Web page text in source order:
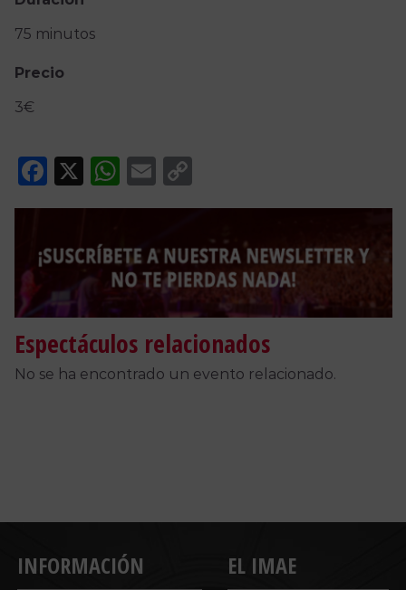
75 minutos
Precio
3€
Facebook
X WhatsApp
Email
Copy
Link
Espectáculos relacionados
No se ha encontrado un evento relacionado.
INFORMACIÓN EL IMAE